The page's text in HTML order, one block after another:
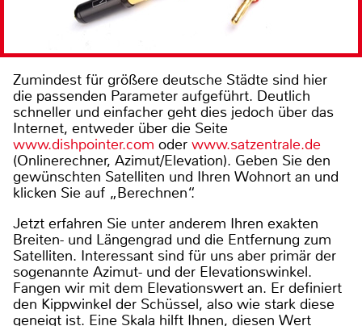
Zumindest für größere deutsche Städte sind hier
die passenden Parameter aufgeführt. Deutlich
schneller und einfacher geht dies jedoch über das
Internet, entweder über die Seite
www.dishpointer.com oder www.satzentrale.de
(Onlinerechner, Azimut/Elevation). Geben Sie den
gewünschten Satelliten und Ihren Wohnort an und
klicken Sie auf „Berechnen“.
Jetzt erfahren Sie unter anderem Ihren exakten
Breiten- und Längengrad und die Entfernung zum
Satelliten. Interessant sind für uns aber primär der
sogenannte Azimut- und der Elevationswinkel.
Fangen wir mit dem Elevationswert an. Er definiert
den Kippwinkel der Schüssel, also wie stark diese
geneigt ist. Eine Skala hilft Ihnen, diesen Wert